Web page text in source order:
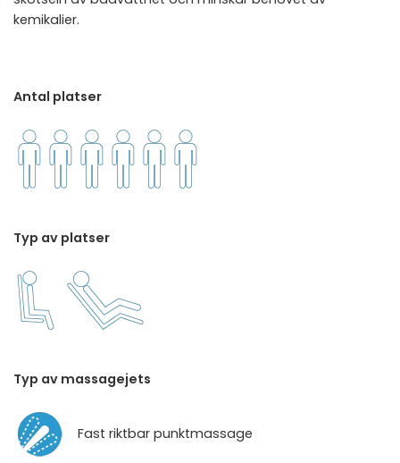
kemikalier.
Antal platser
Typ av platser
Typ av massagejets
Fast riktbar punktmassage